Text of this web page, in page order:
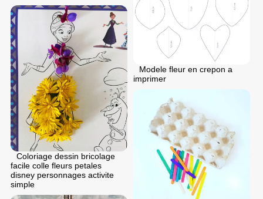
Modele fleur en crepon a
imprimer
Coloriage dessin bricolage
facile colle fleurs petales
disney personnages activite
simple